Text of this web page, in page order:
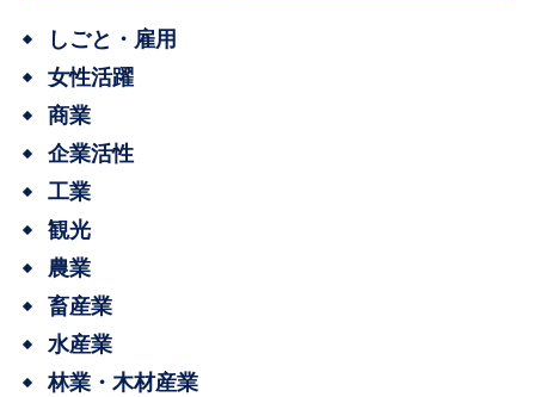
しごと・雇用
女性活躍
商業
企業活性
工業
観光
農業
畜産業
水産業
林業・木材産業